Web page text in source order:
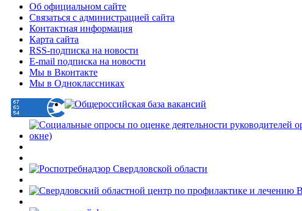
Об официальном сайте
Связаться с администрацией сайта
Контактная информация
Карта сайта
RSS-подписка на новости
E-mail подписка на новости
Мы в Вконтакте
Мы в Одноклассниках